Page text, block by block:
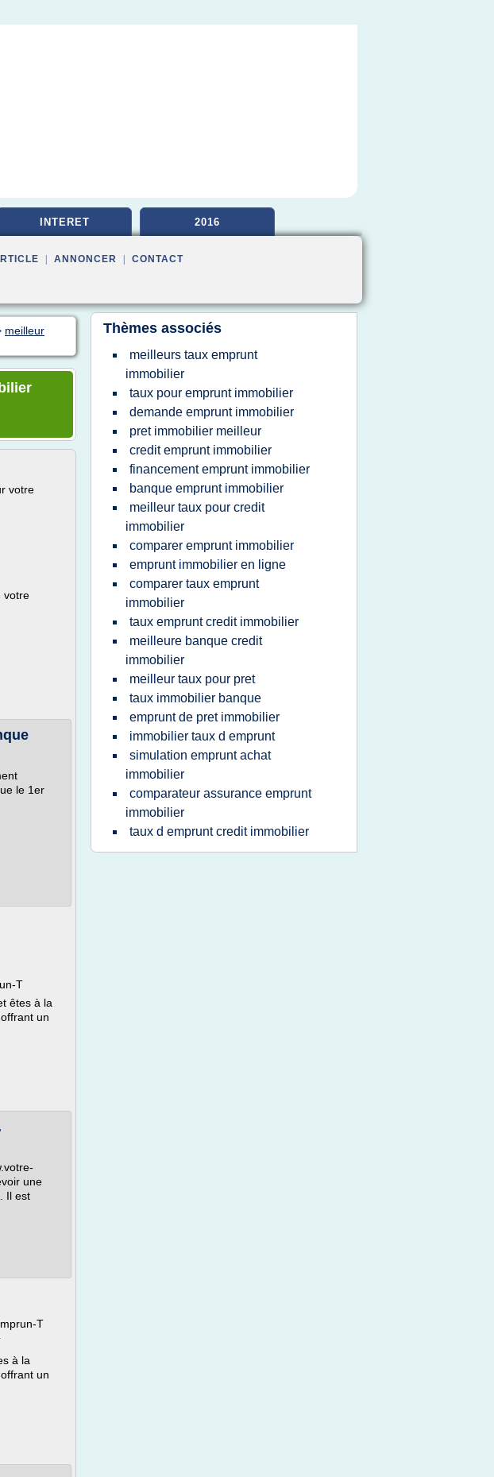
INTERET 2016
ANNONCER CONTACT
meilleur
votre
votre
le 1er
T
êtes à la
un
une
Il est
T
à la
un
Thèmes associés
meilleurs taux emprunt
immobilier
taux pour emprunt immobilier
demande emprunt immobilier
pret immobilier meilleur
credit emprunt immobilier
financement emprunt immobilier
banque emprunt immobilier
meilleur taux pour credit
immobilier
comparer emprunt immobilier
emprunt immobilier en ligne
comparer taux emprunt
immobilier
taux emprunt credit immobilier
meilleure banque credit
immobilier
meilleur taux pour pret
taux immobilier banque
emprunt de pret immobilier
immobilier taux d emprunt
simulation emprunt achat
immobilier
comparateur assurance emprunt
immobilier
taux d emprunt credit immobilier